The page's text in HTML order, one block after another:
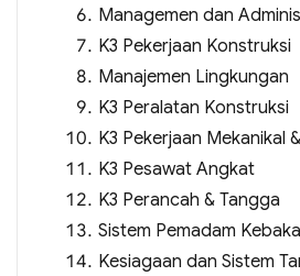
Managemen dan
K3 Pekerjaan Konstruksi
Manajemen Lingkungan
K3 Peralatan Konstruksi
K3 Pekerjaan Mekanikal
K3 Pesawat Angkat
K3 Perancah & Tangga
Sistem Pemadam
Kesiagaan dan Sistem